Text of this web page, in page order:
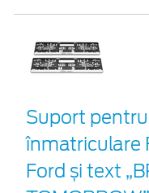
Suport
înmatriculare
Ford și text